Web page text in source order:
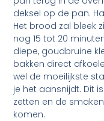
deksel op de pan.
Het brood zal bleek
nog 15 tot 20
diepe, goudbruine
bakken direct
wel de moeilijkste
je het aansnijdt. Dit
zetten en de
komen.